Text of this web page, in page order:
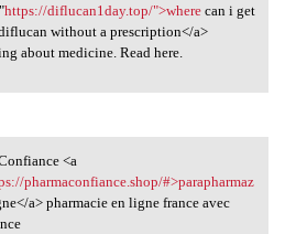
https://diflucan1day.top/">wherecan i get
without a prescription</a>
about medicine. Read here.
Confiance <a href
<a
pharmaconfiance.shop/#>parapharmaz
a> pharmacie en ligne france avec